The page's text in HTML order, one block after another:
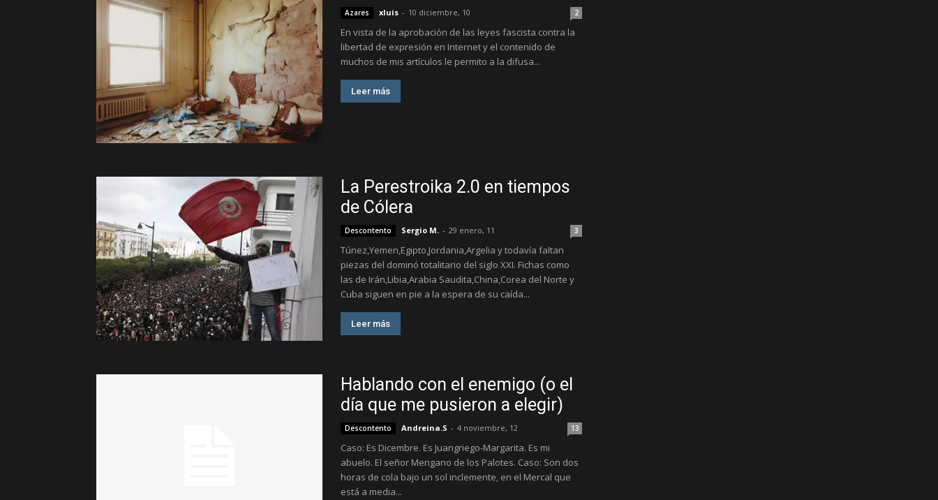
Azares xluis - 10 diciembre, 10 2
En vista de la aprobación de las leyes fascista contra la
libertad de expresión en Internet y el contenido de
muchos de mis artículos le permito a la difusa...
Leer más
La Perestroika 2.0 en tiempos
de Cólera
Descontento Sergio M. - 29 enero, 11 3
Túnez,Yemen,Egipto,Jordania,Argelia y todavía faltan
piezas del dominó totalitario del siglo XXI. Fichas como
las de Irán,Libia,Arabia Saudita,China,Corea del Norte y
Cuba siguen en pie a la espera de su caída...
Leer más
Hablando con el enemigo (o el
día que me pusieron a elegir)
Descontento Andreina.S - 4 noviembre, 12 13
Caso: Es Dicembre. Es Juangriego-Margarita. Es mi
abuelo. El señor Mengano de los Palotes. Caso: Son dos
horas de cola bajo un sol inclemente, en el Mercal que
está a media...